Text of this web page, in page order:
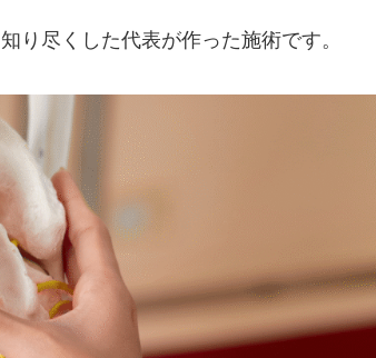
り尽くした代表が作った施術です。